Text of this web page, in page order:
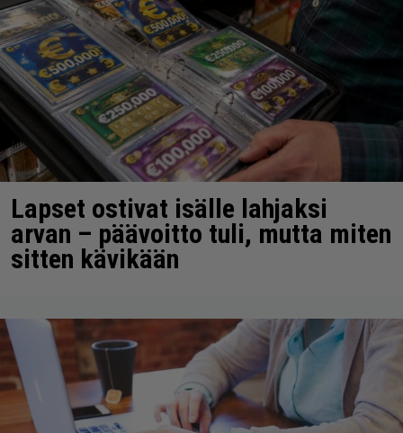
Lapset ostivat isälle lahjaksi
arvan – päävoitto tuli, mutta miten
sitten kävikään